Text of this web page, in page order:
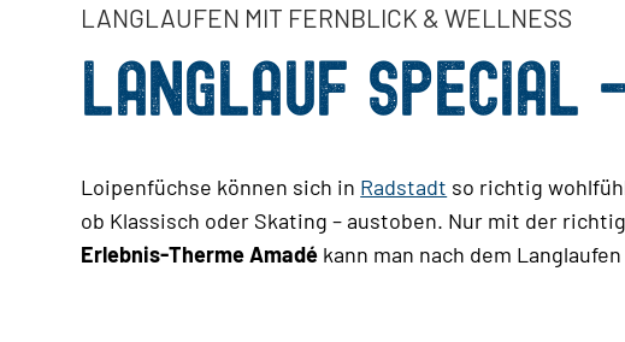
LANGLAUFEN MIT FERNBLICK & WELLNESS
LANGLAUF SPECIAL
Loipenfüchse können sich in Radstadt so richtig
ob Klassisch oder Skating – austoben. Nur mit der
Erlebnis-Therme Amadé kann man nach dem